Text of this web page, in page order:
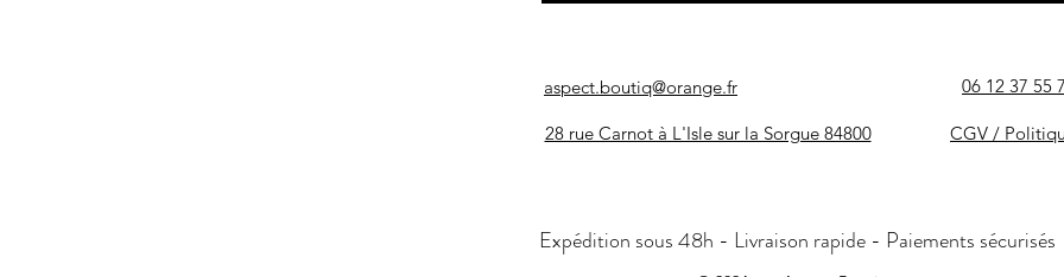
aspect.boutiq@orange.fr 06 12 37 55
28 rue Carnot à L'Isle sur la Sorgue 84800 CGV /
Expédition sous 48h - Livraison rapide - Paiements sécurisés